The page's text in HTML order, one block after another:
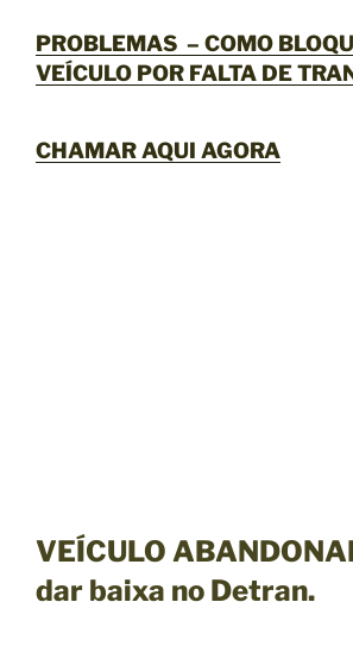
PROBLEMAS – COMO
VEÍCULO POR FALTA DE
CHAMAR AQUI AGORA
VEÍCULO
dar baixa no Detran.